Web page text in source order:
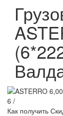
6 /
Как получить